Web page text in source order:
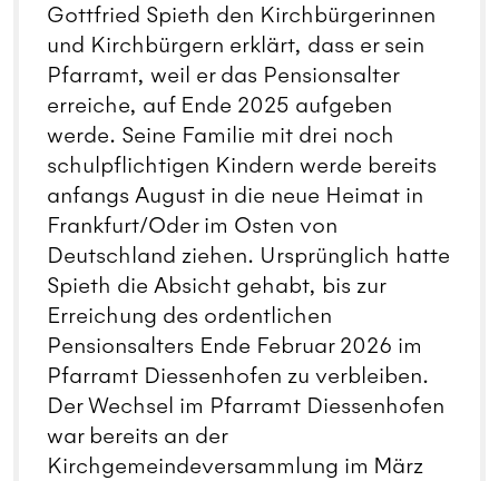
Gottfried Spieth den Kirchbürgerinnen
und Kirchbürgern erklärt, dass er sein
Pfarramt, weil er das Pensionsalter
erreiche, auf Ende 2025 aufgeben
werde. Seine Familie mit drei noch
schulpflichtigen Kindern werde bereits
anfangs August in die neue Heimat in
Frankfurt/Oder im Osten von
Deutschland ziehen. Ursprünglich hatte
Spieth die Absicht gehabt, bis zur
Erreichung des ordentlichen
Pensionsalters Ende Februar 2026 im
Pfarramt Diessenhofen zu verbleiben.
Der Wechsel im Pfarramt Diessenhofen
war bereits an der
Kirchgemeindeversammlung im März